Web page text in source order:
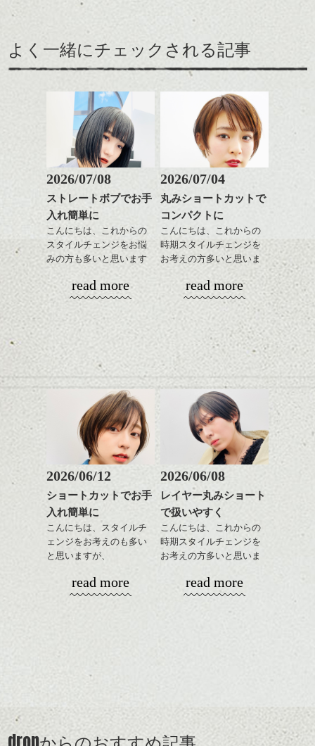
ハンサムショート／ヘッド
スパ／伸びても目立たない
ヘアカラー/ハイライト/ダブ
ルカラー/髪質改善/TOKIOト
リートメント/ブリーチ/イン
ナーカラー/イルミナカラー/
ミニボブ/抜け感ショート/バ
レイヤージュ/縮毛矯正
ハンサムショート／ヘッド
スパ／伸びても目立たない
ヘアカラー/ハイライト/ダブ
ルカラー/髪質改善/TOKIOト
リートメント/ブリーチ/イン
ナーカラー/イルミナカラー/
レイヤージュ/縮毛矯
ロングヘアの方は毛先をかるく巻いてあげ
くるりんぱが簡単にできるようになったら
上級編。
ハーフアップの要領で耳上の髪をくるりん
ぱ。
そのあと耳下の毛とくるりんぱした毛先を
三つ編み。
お好きなシュシュやバレッタをつければオ
シャレアレンジに＊*
2段になっているので難しそうに見えます
が、慣れれば簡単にできちゃいますよ。
是非お試しあれ！
ふたつめ、
聴いた事ある曲もきっとあると思います
が、
やっぱりかっこいいです。
モダンジャズの帝王、
硬派で即興的。
秋に聴きたい音楽ですね。
dropのBGMから秋に染まってく季節感音楽で
した。
という方がいますが、
クに入るところ。
ここは一番首から肩にかけての、骨格のラ
インがそのまま髪の毛に影響しやすく、＝
はねる一番の原因になる事が多い場所で
す。
ここを少し切り込んだり、内側を短くし
て、
はねを解消しつつサイドの動きが出やすく
なるようにする。
これはそんなパターンです。
例えばここから伸ばす場合、
肩に届くぐらいの長さまで伸びてきたら、
ラインをすこしづつ変えていくと、
伸ばしやすくコントロールできます。
伸ばし途中の状態って、より良く、扱いや
すい状態でいたいですね。
パーマやカラーで雰囲気を変えつつ、手入
れのし易い感じにするのも良いですし。
途中の長さが意外といい感じだったりする
事も多いので、
伸ばしたくても諦めてしまう、という方も
選択肢は思っているより広いですよ。
よく一緒にチェックされる記事
2026/07/08
ストレートボブでお手
入れ簡単に
こんにちは、これからの
スタイルチェンジをお悩
みの方も多いと思います
やっぱりボブでお手入れ
しやすいスタイルだと毎
日のスタイリングも簡単
で良いですよ。
あご下のラインでやや長
さを残したボブは雰囲気
も出しやすくていろいろ
おすすめですね。
前髪もやや重めにカット
してラインを強調するの
もこれからは良い感じで
す、
目元が引き締まった印象
に。
ながら楽しむ事ができる
のも
とても良いところです。
ダークトーンの色味でク
read more
2026/07/04
丸みショートカットで
コンパクトに
こんにちは、これからの
時期スタイルチェンジを
お考えの方多いと思いま
コンパクトなフォルムが
全体のバランスを良く見
せてくれる効果もあり、
いろんなシーンに雰囲気
をだしやすくスタイリン
グも簡単で良いので朝の
時短にも◎
そんなショートカット。
軽めの前髪で透け感を演
出できるので、
この時期とてもおすすめ
ですよ。
スタイリング方法は全体
read more
2026/06/12
ショートカットでお手
入れ簡単に
こんにちは、スタイルチ
ェンジをお考えのも多い
と思いますが、
演出したスタイルもこれ
からの季節とてもおすす
バックを短めにカットし
全体のボリューム感がコ
ンパクトになるようにす
るのが良い感じです。
read more
2026/06/08
レイヤー丸みショート
で扱いやすく
こんにちは、これからの
時期スタイルチェンジを
お考えの方多いと思いま
コンパクトなフォルムが
全体のバランスを良く見
軽めの前髪で透け感を演
出できるので、
read more